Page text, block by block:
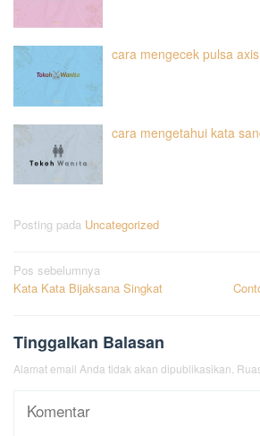
cara mengecek pulsa axis
cara mengetahui kata
Posting pada Uncategorized
Navigasi
pos
Pos sebelumnya
Kata Kata Bijaksana Singkat
Tinggalkan Balasan
Alamat email Anda tidak akan dipublikasikan.